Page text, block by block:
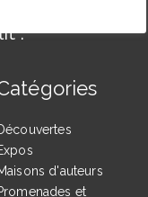
:
d'auteurs
et